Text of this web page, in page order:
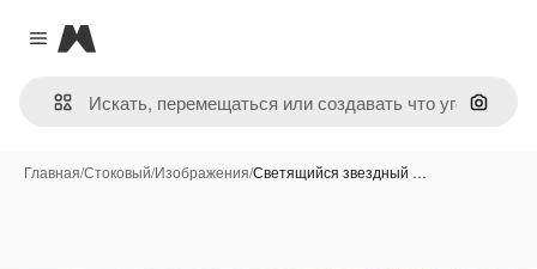
Close menu
Magnific
Поиск
Главная/Стоковый/Изображения/Светящийся звездный …